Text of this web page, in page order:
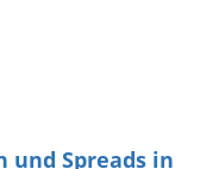
und Spreads in